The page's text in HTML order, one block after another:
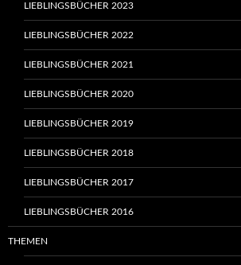
LIEBLINGSBÜCHER 2023
LIEBLINGSBÜCHER 2022
LIEBLINGSBÜCHER 2021
LIEBLINGSBÜCHER 2020
LIEBLINGSBÜCHER 2019
LIEBLINGSBÜCHER 2018
LIEBLINGSBÜCHER 2017
LIEBLINGSBÜCHER 2016
THEMEN